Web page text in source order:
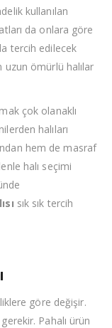
kullanılan
da onlara göre
tercih edilecek
uzun ömürlü halılar
çok olanaklı
halıları
hem de masraf
halı seçimi
sık sık tercih
göre değişir.
Pahalı ürün